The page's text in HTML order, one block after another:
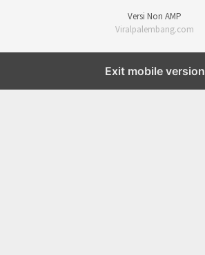
Versi Non AMP
Viralpalembang.com
Exit mobile version